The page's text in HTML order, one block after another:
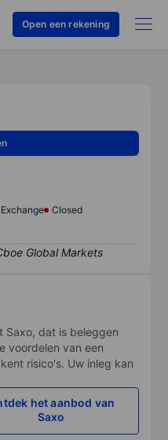
Open een rekening
Closed
Saxo, dat is beleggen
voordelen van een
risico's. Uw inleg kan
het aanbod van
Saxo